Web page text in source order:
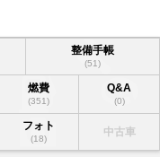
整備手帳
(51)
燃費
(351)
Q&A
(0)
フォト
(18)
中古車